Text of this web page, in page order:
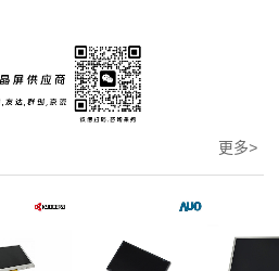
更多>